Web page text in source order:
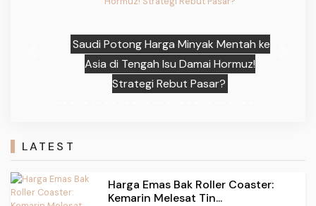
Saudi Potong Harga Minyak Mentah ke
Asia di Tengah Isu Damai Hormuz!
Strategi Rebut Pasar?
LATEST
Harga Emas Bak Roller Coaster:
Kemarin Melesat Tin...